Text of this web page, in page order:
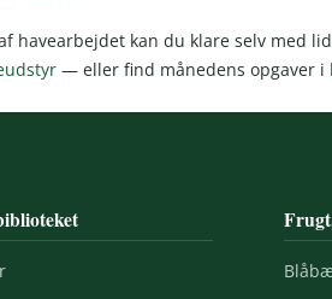
havearbejdet kan du klare selv med
— eller find månedens opgaver i